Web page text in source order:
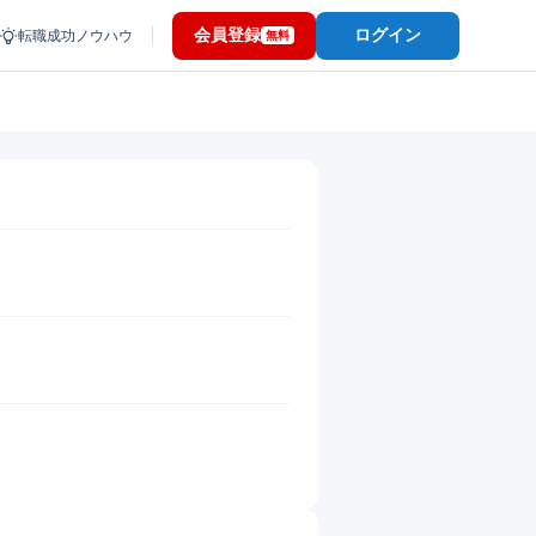
転職成功ノウハウ 会員登録 無料 ログイン